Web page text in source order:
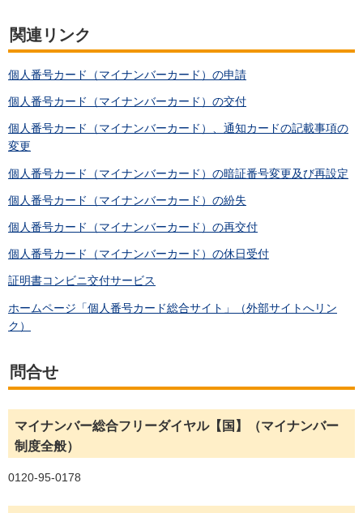
関連リンク
個人番号カード（マイナンバーカード）の申請
個人番号カード（マイナンバーカード）の交付
個人番号カード（マイナンバーカード）、通知カードの記載事項の
変更
個人番号カード（マイナンバーカード）の暗証番号変更及び再設定
個人番号カード（マイナンバーカード）の紛失
個人番号カード（マイナンバーカード）の再交付
個人番号カード（マイナンバーカード）の休日受付
証明書コンビニ交付サービス
ホームページ「個人番号カード総合サイト」（外部サイトへリン
ク）
問合せ
マイナンバー総合フリーダイヤル【国】（マイナンバー
制度全般）
0120-95-0178